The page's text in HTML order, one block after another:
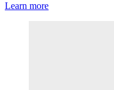
Learn more